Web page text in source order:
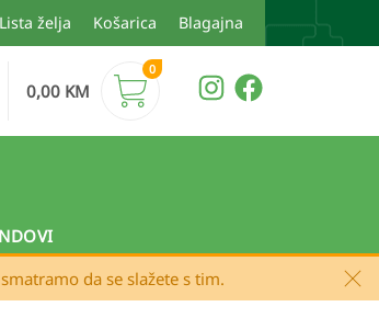
Lista želja Košarica Blagajna
0,00 KM
0
da se slažete s tim.